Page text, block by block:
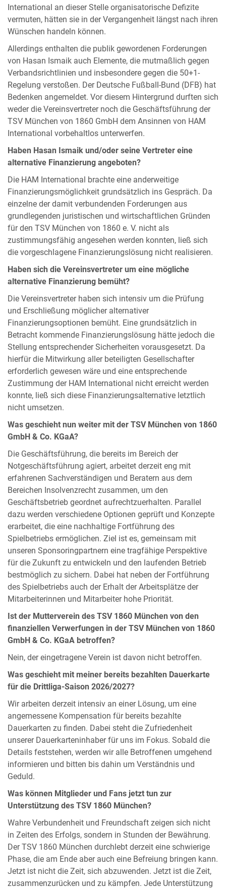
International an dieser Stelle organisatorische Defizite
vermuten, hätten sie in der Vergangenheit längst nach ihren
Wünschen handeln können.
Allerdings enthalten die publik gewordenen Forderungen
von Hasan Ismaik auch Elemente, die mutmaßlich gegen
Verbandsrichtlinien und insbesondere gegen die 50+1-
Regelung verstoßen. Der Deutsche Fußball-Bund (DFB) hat
Bedenken angemeldet. Vor diesem Hintergrund durften sich
weder die Vereinsvertreter noch die Geschäftsführung der
TSV München von 1860 GmbH dem Ansinnen von HAM
International vorbehaltlos unterwerfen.
Haben Hasan Ismaik und/oder seine Vertreter eine
alternative Finanzierung angeboten?
Die HAM International brachte eine anderweitige
Finanzierungsmöglichkeit grundsätzlich ins Gespräch. Da
einzelne der damit verbundenden Forderungen aus
grundlegenden juristischen und wirtschaftlichen Gründen
für den TSV München von 1860 e. V. nicht als
zustimmungsfähig angesehen werden konnten, ließ sich
die vorgeschlagene Finanzierungslösung nicht realisieren.
Haben sich die Vereinsvertreter um eine mögliche
alternative Finanzierung bemüht?
Die Vereinsvertreter haben sich intensiv um die Prüfung
und Erschließung möglicher alternativer
Finanzierungsoptionen bemüht. Eine grundsätzlich in
Betracht kommende Finanzierungslösung hätte jedoch die
Stellung entsprechender Sicherheiten vorausgesetzt. Da
hierfür die Mitwirkung aller beteiligten Gesellschafter
erforderlich gewesen wäre und eine entsprechende
Zustimmung der HAM International nicht erreicht werden
konnte, ließ sich diese Finanzierungsalternative letztlich
nicht umsetzen.
Was geschieht nun weiter mit der TSV München von 1860
GmbH & Co. KGaA?
Die Geschäftsführung, die bereits im Bereich der
Notgeschäftsführung agiert, arbeitet derzeit eng mit
erfahrenen Sachverständigen und Beratern aus dem
Bereichen Insolvenzrecht zusammen, um den
Geschäftsbetrieb geordnet aufrechtzuerhalten. Parallel
dazu werden verschiedene Optionen geprüft und Konzepte
erarbeitet, die eine nachhaltige Fortführung des
Spielbetriebs ermöglichen. Ziel ist es, gemeinsam mit
unseren Sponsoringpartnern eine tragfähige Perspektive
für die Zukunft zu entwickeln und den laufenden Betrieb
bestmöglich zu sichern. Dabei hat neben der Fortführung
des Spielbetriebs auch der Erhalt der Arbeitsplätze der
Mitarbeiterinnen und Mitarbeiter hohe Priorität.
Ist der Mutterverein des TSV 1860 München von den
finanziellen Verwerfungen in der TSV München von 1860
GmbH & Co. KGaA betroffen?
Nein, der eingetragene Verein ist davon nicht betroffen.
Was geschieht mit meiner bereits bezahlten Dauerkarte
für die Drittliga-Saison 2026/2027?
Wir arbeiten derzeit intensiv an einer Lösung, um eine
angemessene Kompensation für bereits bezahlte
Dauerkarten zu finden. Dabei steht die Zufriedenheit
unserer Dauerkarteninhaber für uns im Fokus. Sobald die
Details feststehen, werden wir alle Betroffenen umgehend
informieren und bitten bis dahin um Verständnis und
Geduld.
Was können Mitglieder und Fans jetzt tun zur
Unterstützung des TSV 1860 München?
Wahre Verbundenheit und Freundschaft zeigen sich nicht
in Zeiten des Erfolgs, sondern in Stunden der Bewährung.
Der TSV 1860 München durchlebt derzeit eine schwierige
Phase, die am Ende aber auch eine Befreiung bringen kann.
Jetzt ist nicht die Zeit, sich abzuwenden. Jetzt ist die Zeit,
zusammenzurücken und zu kämpfen. Jede Unterstützung